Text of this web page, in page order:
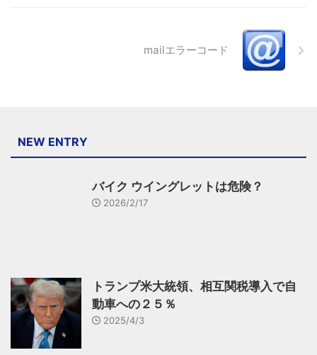
mailエラーコード
NEW ENTRY
バイク ウイングレットは危険？
2026/2/17
トランプ米大統領、相互関税導入で自
動車への２５％
2025/4/3